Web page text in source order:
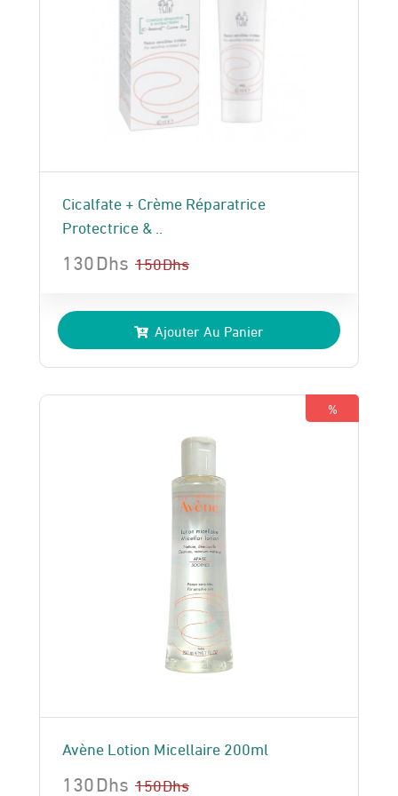
Cicalfate + Crème Réparatrice
Protectrice & ..
150Dhs
prix
initial
était :
150 Dhs.
130Dhs
prix
actuel
est :
130 Dhs.
Ajouter Au Panier
%
Avène Lotion Micellaire 200ml
150Dhs
130Dhs